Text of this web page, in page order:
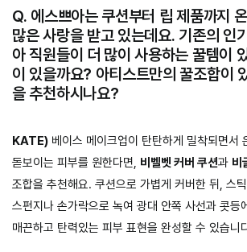
Q. 에스쁘아는 쿠션부터 립 제품까지
많은 사랑을 받고 있는데요. 기존의 인
아 직원들이 더 많이 사용하는 꿀템이
이 있을까요? 아티스트만의 꿀조합이
을 추천하시나요?
KATE) 베이스 메이크업이 탄탄하게 밀착되면서
돋보이는 피부를 원한다면, 비벨벳 커버 쿠션과 비
조합을 추천해요. 쿠션으로 가볍게 커버한 뒤, 스
스펀지나 손가락으로 녹여 광대 안쪽 사선과 콧등
매끈하고 탄력있는 피부 표현을 완성할 수 있습니